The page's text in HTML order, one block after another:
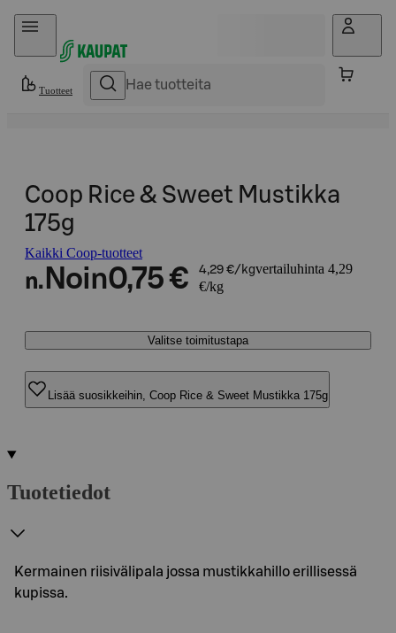
Hyppää sisältöön
Tuotteet
Coop Rice & Sweet Mustikka
175g
Kaikki Coop-tuotteet
n. Noin0,75 € 4,29 €/kgvertailuhinta 4,29
€/kg
Valitse toimitustapa
Lisää suosikkeihin, Coop Rice & Sweet Mustikka 175g
Tuotetiedot
Kermainen riisivälipala jossa mustikkahillo erillisessä
kupissa.